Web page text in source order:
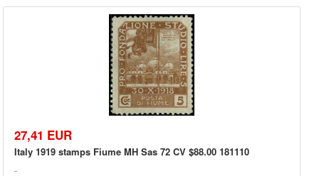
27,41 EUR
Italy 1919 stamps Fiume MH Sas 72 CV $88.00 181110